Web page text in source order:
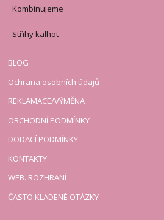
Kombinujeme
Střihy kalhot
BLOG
Ochrana osobních údajů
REKLAMACE/VÝMĚNA
OBCHODNÍ PODMÍNKY
DODACÍ PODMÍNKY
KONTAKTY
WEB. ROZHRANÍ
ČASTO KLADENÉ OTÁZKY